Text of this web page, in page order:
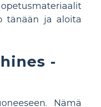
tänään ja aloita
-
Nämä